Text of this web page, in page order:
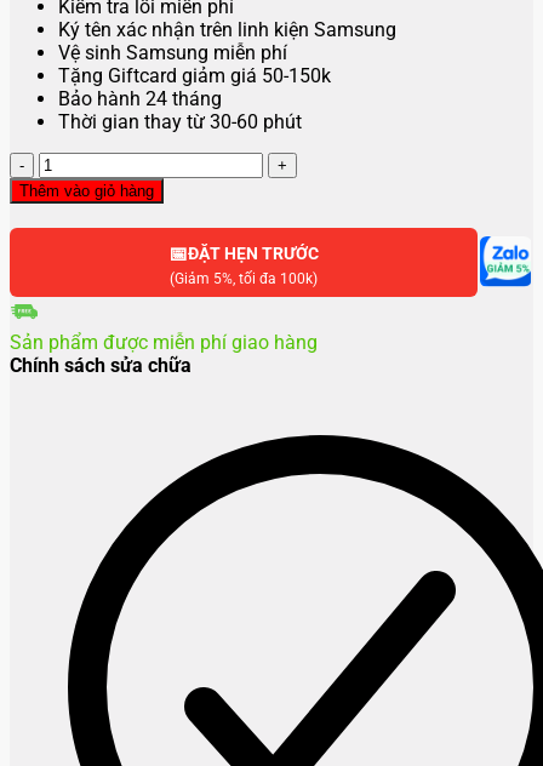
Kiểm tra lỗi miễn phí
Ký tên xác nhận trên linh kiện Samsung
Vệ sinh Samsung miễn phí
Tặng Giftcard giảm giá 50-150k
Bảo hành 24 tháng
Thời gian thay từ 30-60 phút
Thay
kính
sau
lưng
Z
2
số
Thêm vào giỏ hàng
📅ĐẶT HẸN TRƯỚC
(Giảm 5%, tối đa 100k)
Sản phẩm được miễn phí giao hàng
Chính sách sửa chữa